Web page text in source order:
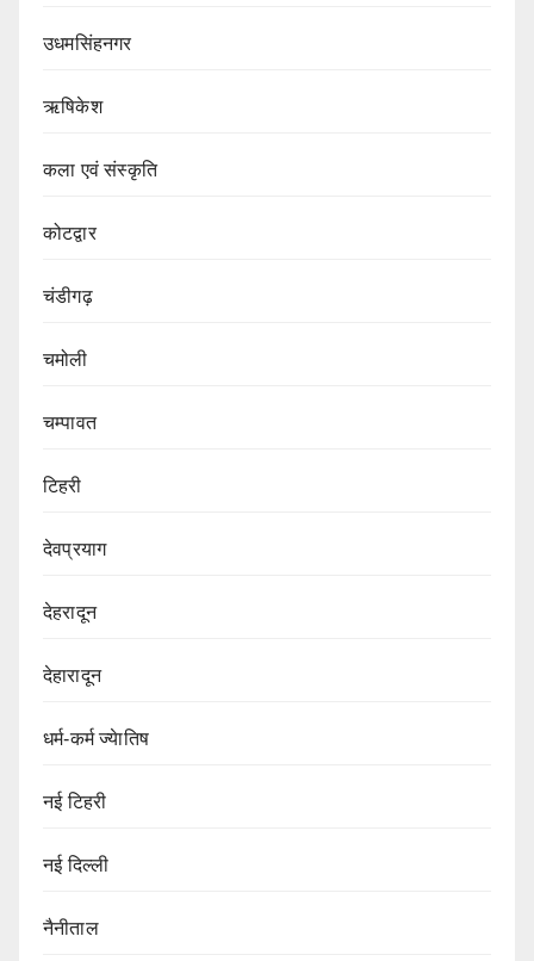
उधमसिंहनगर
ऋषिकेश
कला एवं संस्कृति
कोटद्वार
चंडीगढ़
चमोली
चम्पावत
टिहरी
देवप्रयाग
देहरादून
देहारादून
धर्म-कर्म ज्येातिष
नई टिहरी
नई दिल्ली
नैनीताल